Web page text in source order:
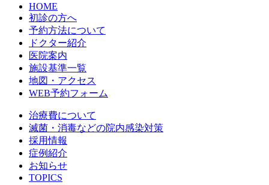
HOME
初診の方へ
予約方法について
ドクター紹介
医院案内
施設基準一覧
地図・アクセス
WEB予約フォーム
治療費について
滅菌・消毒などの院内感染対策
採用情報
症例紹介
お知らせ
TOPICS